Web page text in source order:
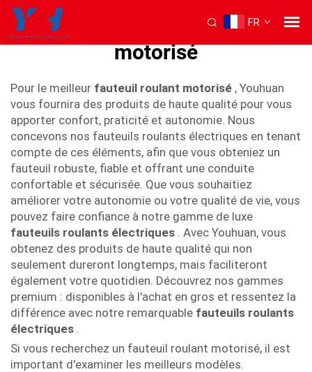
FR
meilleur fauteuil roulant
motorisé
Pour le meilleur fauteuil roulant motorisé , Youhuan
vous fournira des produits de haute qualité pour vous
apporter confort, praticité et autonomie. Nous
concevons nos fauteuils roulants électriques en tenant
compte de ces éléments, afin que vous obteniez un
fauteuil robuste, fiable et offrant une conduite
confortable et sécurisée. Que vous souhaitiez
améliorer votre autonomie ou votre qualité de vie, vous
pouvez faire confiance à notre gamme de luxe
fauteuils roulants électriques . Avec Youhuan, vous
obtenez des produits de haute qualité qui non
seulement dureront longtemps, mais faciliteront
également votre quotidien. Découvrez nos gammes
premium : disponibles à l'achat en gros et ressentez la
différence avec notre remarquable fauteuils roulants
électriques .
Si vous recherchez un fauteuil roulant motorisé, il est
important d'examiner les meilleurs modèles.